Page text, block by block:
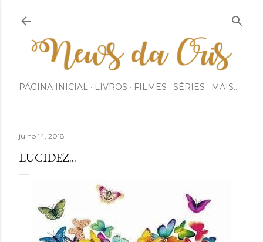
PÁGINA INICIAL LIVROS FILMES SÉRIES MAIS…
julho 14, 2018
LUCIDEZ...